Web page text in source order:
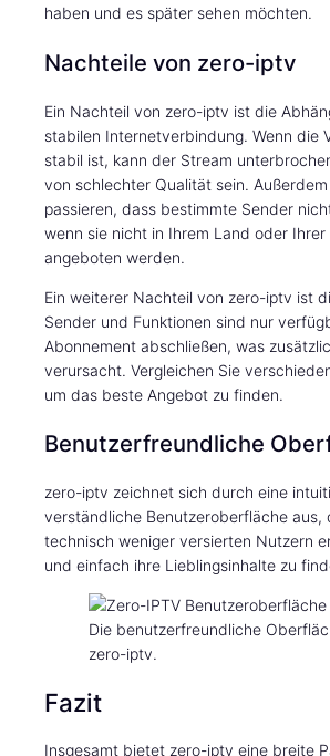
haben und es später sehen möchten.
Nachteile von zero-iptv
Ein Nachteil von zero-iptv ist die
stabilen Internetverbindung. Wenn die
stabil ist, kann der Stream
von schlechter Qualität sein.
passieren, dass bestimmte Sender
wenn sie nicht in Ihrem Land oder Ihrer
angeboten werden.
Ein weiterer Nachteil von zero-iptv ist
Sender und Funktionen sind nur
Abonnement abschließen, was
verursacht. Vergleichen Sie
um das beste Angebot zu finden.
Benutzerfreundliche
zero-iptv zeichnet sich durch eine
verständliche Benutzeroberfläche aus,
technisch weniger versierten Nutzern
und einfach ihre Lieblingsinhalte zu
Die benutzerfreundliche
zero-iptv.
Fazit
Insgesamt bietet zero-iptv eine breite